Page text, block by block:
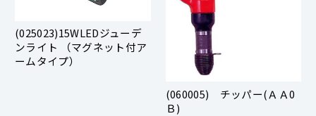
(025023)15WLEDジューデ
ンライト （マグネット付ア
ームタイプ）
(060005) チッパー(ＡＡ0
Ｂ)